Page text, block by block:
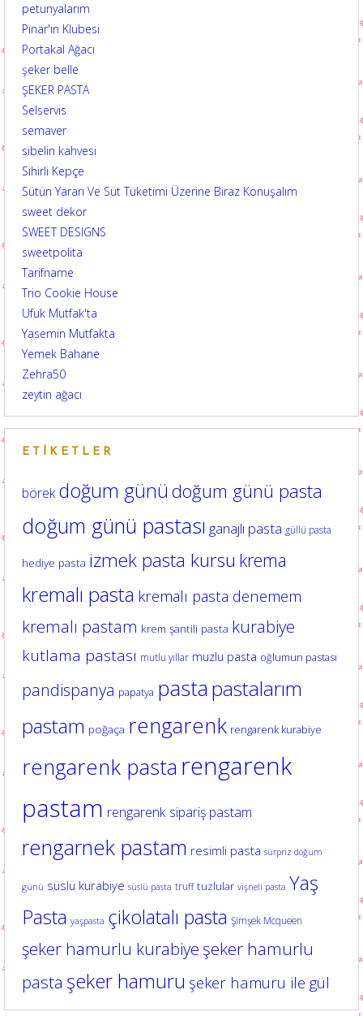
petunyalarım
Pınar'ın Klubesi
Portakal Ağacı
şeker belle
ŞEKER PASTA
Selservis
semaver
sibelin kahvesi
Sihirli Kepçe
Sütün Yararı Ve Süt Tüketimi Üzerine Biraz Konuşalım
sweet dekor
SWEET DESIGNS
sweetpolita
Tarifname
Trio Cookie House
Ufuk Mutfak'ta
Yasemin Mutfakta
Yemek Bahane
Zehra50
zeytin ağacı
ETIKETLER
börek doğum günüdoğum günü pasta
doğum günü pastası ganajlı pasta güllü pasta
hediye pasta izmek pasta kursu krema
kremalı pasta kremalı pasta denemem
kremalı pastam krem şantili pasta kurabiye
kutlama pastası mutlu yıllar muzlu pasta oğlumun pastası
pandispanya papatya pasta pastalarım
pastam poğaça rengarenk rengarenk kurabiye
rengarenk pasta rengarenk
pastam rengarenk sipariş pastam
rengarnek pastam resimli pasta sürpriz doğum
günü süslü kurabiye süslü pasta truff tuzlular vişneli pasta Yaş
Pasta yaşpasta çikolatalı pasta Şimşek Mcqueen
şeker hamurlu kurabiye şeker hamurlu
pasta şeker hamuru şeker hamuru ile gül